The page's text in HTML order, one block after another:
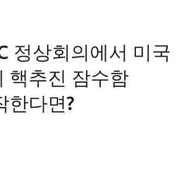
정상회의에서 미국
핵추진 잠수함
한다면?